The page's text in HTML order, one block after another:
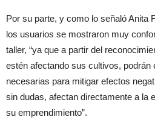
Por su parte, y como lo señaló Anita
los usuarios se mostraron muy
taller, “ya que a partir del
estén afectando sus cultivos, podrán
necesarias para mitigar efectos
sin dudas, afectan directamente a la
su emprendimiento”.